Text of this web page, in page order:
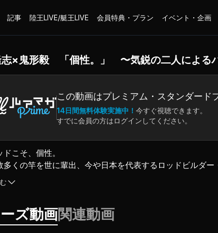
記事 陸王LIVE/艇王LIVE 会員特典・プラン イベント・企画
志×鬼形毅 「個性。」 〜気鋭の二人による
この動画はプレミアム・ スタンダード
14日間無料体験実施中！ 今すぐ視聴できます。
すでに会員の方はログインしてください。
こそ、個性。
多くの竿を世に輩出、今や日本を代表するロッドビルダー
リメーカーとして「グラディエーター」ロッドの販売か
の未来について語り合う。
ズ動画関連動画